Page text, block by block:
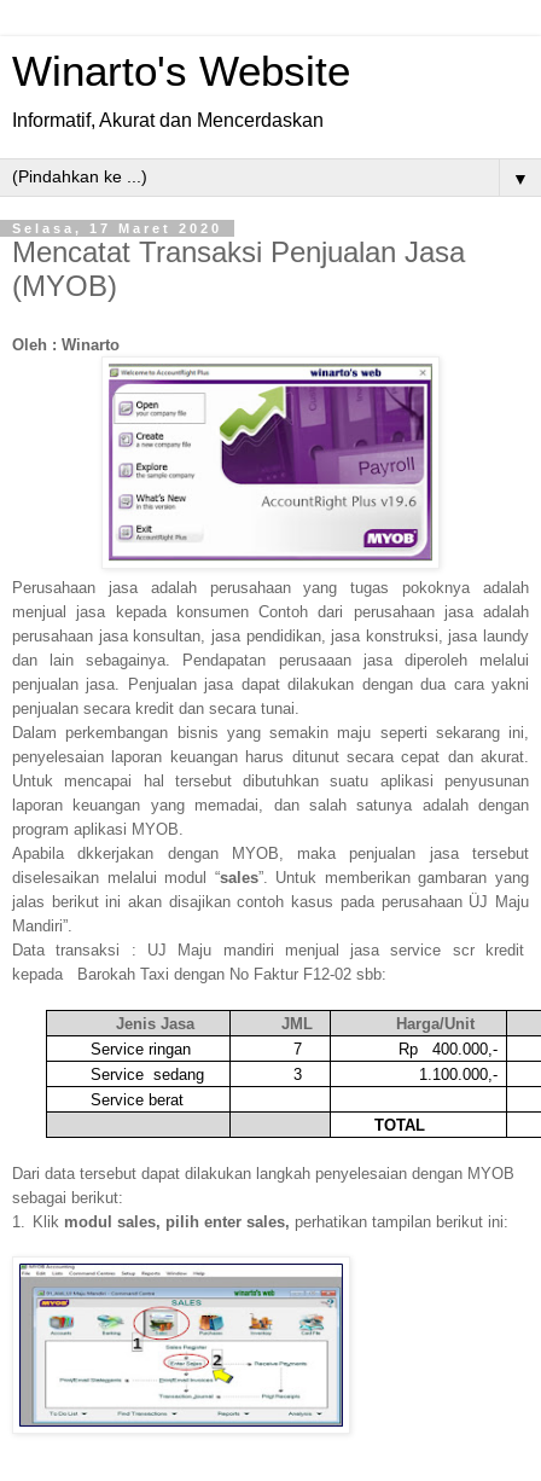
Winarto's Website
Informatif, Akurat dan Mencerdaskan
▼
Selasa, 17 Maret 2020
Mencatat Transaksi Penjualan Jasa
(MYOB)
Oleh : Winarto
Perusahaan jasa adalah perusahaan yang tugas pokoknya adalah
menjual jasa kepada konsumen Contoh dari perusahaan jasa adalah
perusahaan jasa konsultan, jasa pendidikan, jasa konstruksi, jasa laundy
dan lain sebagainya. Pendapatan perusaaan jasa diperoleh melalui
penjualan jasa. Penjualan jasa dapat dilakukan dengan dua cara yakni
penjualan secara kredit dan secara tunai.
Dalam perkembangan bisnis yang semakin maju seperti sekarang ini,
penyelesaian laporan keuangan harus ditunut secara cepat dan akurat.
Untuk mencapai hal tersebut dibutuhkan suatu aplikasi penyusunan
laporan keuangan yang memadai, dan salah satunya adalah dengan
program aplikasi MYOB.
Apabila dkkerjakan dengan MYOB, maka penjualan jasa tersebut
diselesaikan melalui modul “sales”. Untuk memberikan gambaran yang
jalas berikut ini akan disajikan contoh kasus pada perusahaan ÜJ Maju
Mandiri”.
Data transaksi : UJ Maju mandiri menjual jasa service scr kredit
kepada
Barokah Taxi dengan No Faktur F12-02 sbb:
Jenis Jasa JML
Harga/Unit
Service ringan
7 Rp
400.000,-
Service sedang 3
1.100.000,-
Service berat
TOTAL
Dari data tersebut dapat dilakukan langkah penyelesaian dengan MYOB
sebagai berikut:
1.
Klik modul sales, pilih enter sales, perhatikan tampilan berikut ini: